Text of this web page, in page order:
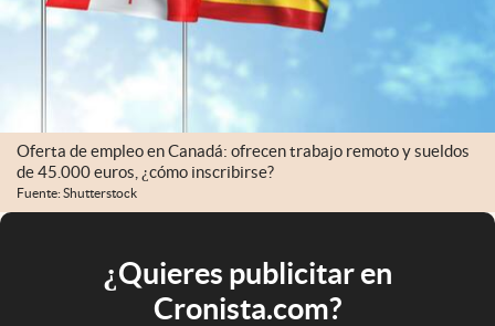
Oferta de empleo en Canadá: ofrecen trabajo remoto y sueldos
de 45.000 euros, ¿cómo inscribirse?
Fuente: Shutterstock
¿Quieres publicitar en
Cronista.com?